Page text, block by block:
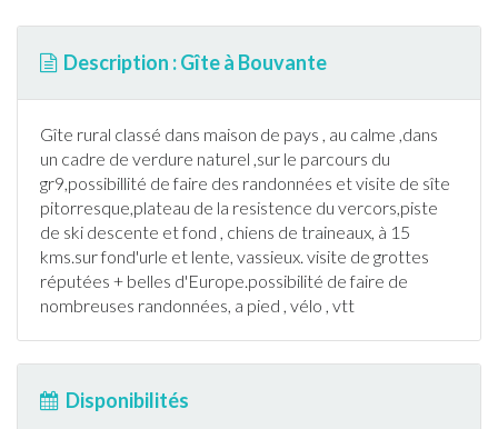
Description : Gîte à Bouvante
Gîte rural classé dans maison de pays , au calme ,dans
un cadre de verdure naturel ,sur le parcours du
gr9,possibillité de faire des randonnées et visite de sîte
pitorresque,plateau de la resistence du vercors,piste
de ski descente et fond , chiens de traineaux, à 15
kms.sur fond'urle et lente, vassieux. visite de grottes
réputées + belles d'Europe.possibilité de faire de
nombreuses randonnées, a pied , vélo , vtt
Disponibilités